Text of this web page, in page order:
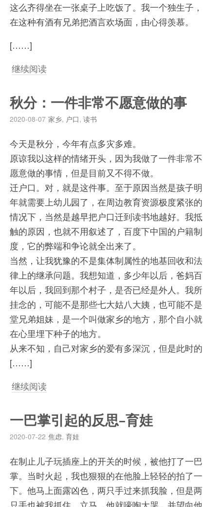
这么齐得坐在一张桌子上吃饭了。我一个独生子，
在这种有酒有兄弟把酒言欢场面，由心得羡慕。
[……]
继续阅读
秋分：一件非常不愿意做的事
2020-08-07 家乡, 户口, 读书
今天是秋分，今年有点多灾多难。
原谅我以这样的情绪开头，因为我做了一件非常不
愿意做的事情，但是目前又不得不做。
迁户口。对，就是这件事。至于原因当然是孩子明
年就需要上幼儿园了，在周边教育资源极度紧张的
情况下，当然是越早把户口迁到读书地越好。我抵
触的原因，也就不用叙述了，百度下中国的户籍制
度，它的弊端和争论就全出来了。
当然，让我犹豫的不是集体制属性的地基回收和法
律上的继承问题。我想知道，多少年以后，爸妈百
年以后，我回到那个村子，是否已经是外人。我所
挂念的，可能不是那些七大姑八大姨，也可能不是
堂兄弟姐妹，是一个叫做家乡的地方，那个自小就
在心里埋下种子的地方。
从来不知，自己对家乡的爱有多深沉，但是此时的
[……]
继续阅读
一巴掌引起的反思–育娃
2020-07-22 焦虑, 育娃
在制止儿子玩插座上的开关的时候，被他打了一巴
掌。当时火起，我也狠狠的在他脸上轻轻的拍了一
下。他马上面露凶色，两只手过来抓我脸，但是两